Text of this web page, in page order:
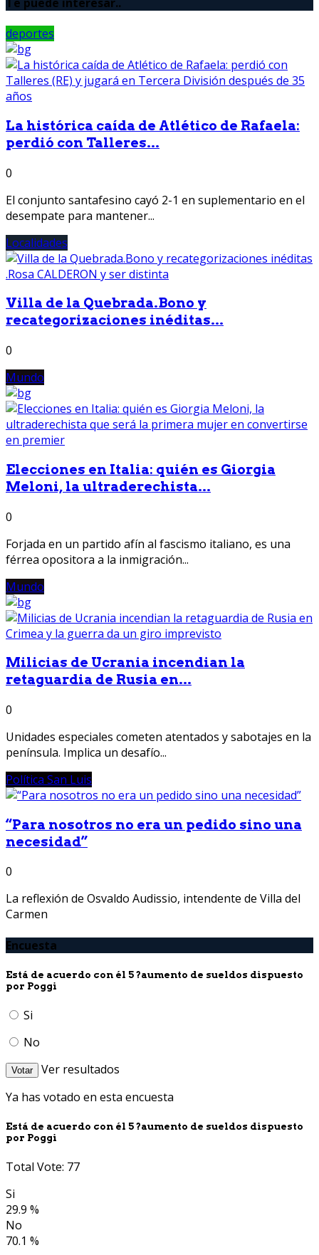
deportes
La histórica caída de Atlético de Rafaela:
perdió con Talleres...
0
El conjunto santafesino cayó 2-1 en suplementario en el
desempate para mantener...
Localidades
Villa de la Quebrada.Bono y
recategorizaciones inéditas...
0
Mundo
Elecciones en Italia: quién es Giorgia
Meloni, la ultraderechista...
0
Forjada en un partido afín al fascismo italiano, es una
férrea opositora a la inmigración...
Mundo
Milicias de Ucrania incendian la
retaguardia de Rusia en...
0
Unidades especiales cometen atentados y sabotajes en la
península. Implica un desafío...
Política San Luis
“Para nosotros no era un pedido sino una
necesidad”
0
La reflexión de Osvaldo Audissio, intendente de Villa del
Carmen
Encuesta
Está de acuerdo con él 5 ?aumento de sueldos dispuesto
por Poggi
Si
No
Votar
Ver resultados
Ya has votado en esta encuesta
Está de acuerdo con él 5 ?aumento de sueldos dispuesto
por Poggi
Total Vote: 77
Si
29.9 %
No
70.1 %